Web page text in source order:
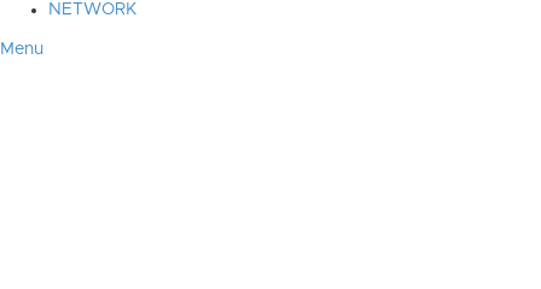
NETWORK
Menu